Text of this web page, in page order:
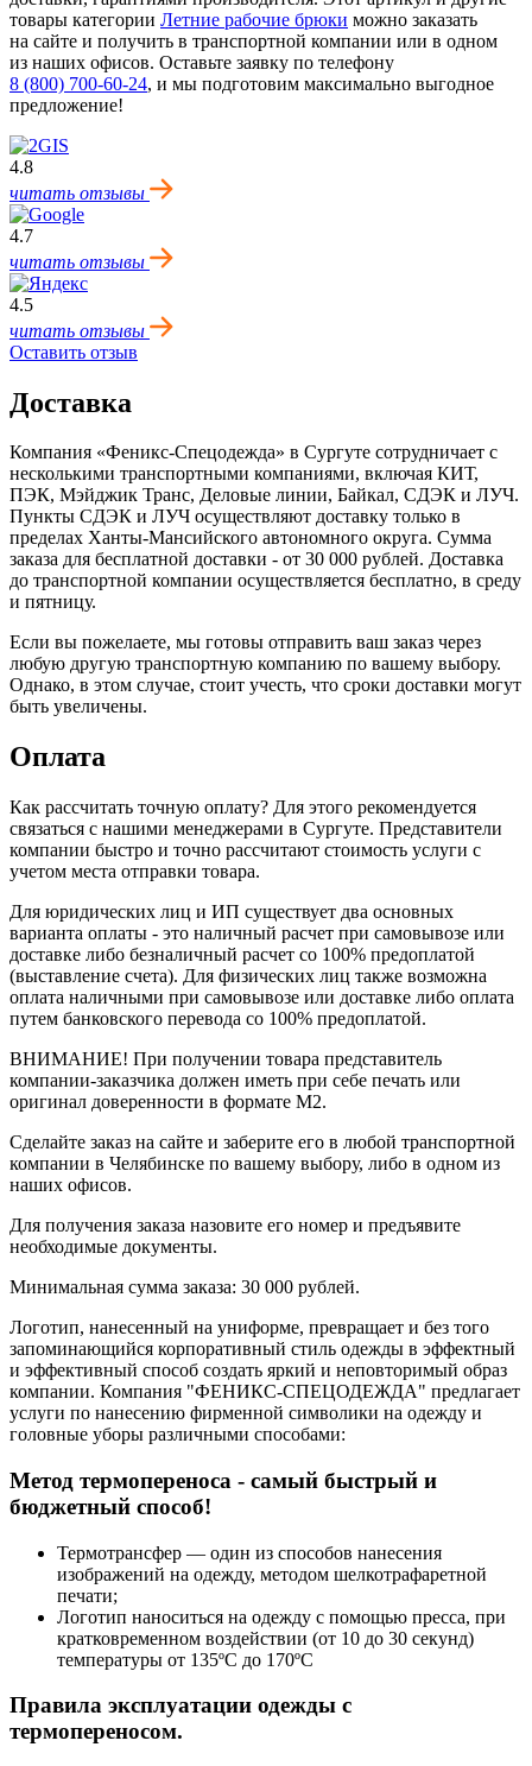
товары категории Летние рабочие брюки можно заказать
на сайте и получить в транспортной компании или в одном
из наших офисов. Оставьте заявку по телефону
8 (800) 700-60-24, и мы подготовим максимально выгодное
предложение!
4.8
читать отзывы
4.7
читать отзывы
4.5
читать отзывы
Оставить отзыв
Доставка
Компания «Феникс-Спецодежда» в Сургуте сотрудничает с
несколькими транспортными компаниями, включая КИТ,
ПЭК, Мэйджик Транс, Деловые линии, Байкал, CДЭК и ЛУЧ.
Пункты CДЭК и ЛУЧ осуществляют доставку только в
пределах Ханты‑Мансийского автономного округа. Сумма
заказа для бесплатной доставки - от 30 000 рублей. Доставка
до транспортной компании осуществляется бесплатно, в среду
и пятницу.
Если вы пожелаете, мы готовы отправить ваш заказ через
любую другую транспортную компанию по вашему выбору.
Однако, в этом случае, стоит учесть, что сроки доставки могут
быть увеличены.
Оплата
Как рассчитать точную оплату? Для этого рекомендуется
связаться с нашими менеджерами в Сургуте. Представители
компании быстро и точно рассчитают стоимость услуги с
учетом места отправки товара.
Для юридических лиц и ИП существует два основных
варианта оплаты - это наличный расчет при самовывозе или
доставке либо безналичный расчет со 100% предоплатой
(выставление счета). Для физических лиц также возможна
оплата наличными при самовывозе или доставке либо оплата
путем банковского перевода со 100% предоплатой.
ВНИМАНИЕ! При получении товара представитель
компании-заказчика должен иметь при себе печать или
оригинал доверенности в формате М2.
Сделайте заказ на сайте и заберите его в любой транспортной
компании в Челябинске по вашему выбору, либо в одном из
наших офисов.
Для получения заказа назовите его номер и предъявите
необходимые документы.
Минимальная сумма заказа: 30 000 рублей.
Логотип, нанесенный на униформе, превращает и без того
запоминающийся корпоративный стиль одежды в эффектный
и эффективный способ создать яркий и неповторимый образ
компании. Компания "ФЕНИКС-СПЕЦОДЕЖДА" предлагает
услуги по нанесению фирменной символики на одежду и
головные уборы различными способами:
Метод термопереноса - самый быстрый и
бюджетный способ!
Термотрансфер — один из способов нанесения
изображений на одежду, методом шелкотрафаретной
печати;
Логотип наноситься на одежду с помощью пресса, при
кратковременном воздействии (от 10 до 30 секунд)
температуры от 135ºС до 170ºС
Правила эксплуатации одежды с
термопереносом.